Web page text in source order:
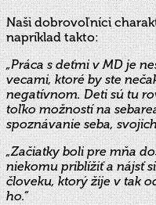
Naši dobrovoľníci
napríklad takto:
„Práca s deťmi v MD je
vecami, ktoré by ste
negatívnom. Deti sú tu
toľko možností na
spoznávanie seba,
„Začiatky boli pre mňa
niekomu priblížiť a nájsť
človeku, ktorý žije v tak
ho.“